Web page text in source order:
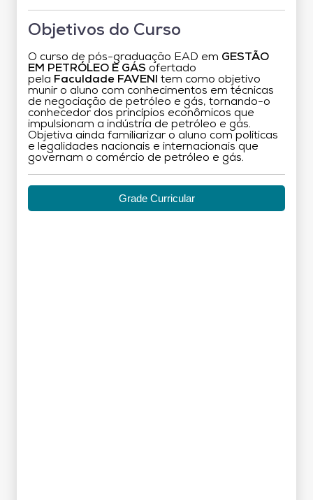
Objetivos do Curso
O curso de pós-graduação EAD em GESTÃO
EM PETRÓLEO E GÁS ofertado
pela Faculdade FAVENI
tem como objetivo
munir o aluno com conhecimentos em técnicas
de negociação de petróleo e gás, tornando-o
conhecedor dos princípios econômicos que
impulsionam a indústria de petróleo e gás.
Objetiva ainda familiarizar o aluno com políticas
e legalidades nacionais e internacionais que
governam o comércio de petróleo e gás.
Grade Curricular